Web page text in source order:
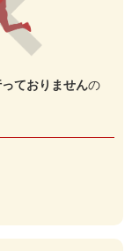
ておりませんの